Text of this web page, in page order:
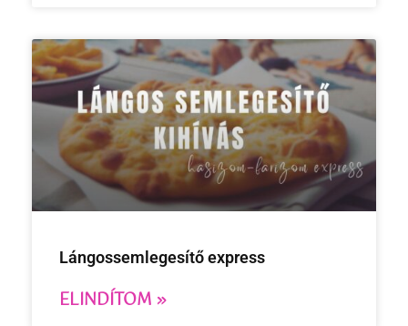
Lángossemlegesítő express
ELINDÍTOM »